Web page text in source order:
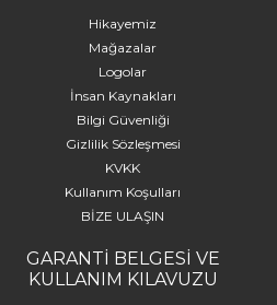
önemli parçalardan biridir.
konsol aynası
hissi yaratırken modern bir
Konsol üstü ayna
kullanıldığında
sağlar ve odanızın genel
tür aynalar, yemek odası
birer tamamlayıcıdır.
unsur olan aynalı
tarzınızı yansıtan ve
Hikayemiz
Mağazalar
Logolar
İnsan Kaynakları
Bilgi Güvenliği
Gizlilik Sözleşmesi
KVKK
Kullanım Koşulları
BİZE ULAŞIN
GARANTİ BELGESİ VE
KULLANIM KILAVUZU